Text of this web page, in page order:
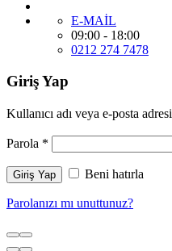
E-MAİL
09:00 - 18:00
0212 274 7478
Giriş Yap
Kullanıcı adı veya e-posta adresi
Parola *
Giriş Yap Beni hatırla
Parolanızı mı unuttunuz?